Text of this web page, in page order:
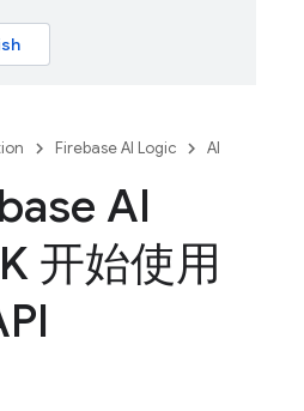
Firebase AI Logic AI
AI
开始使用